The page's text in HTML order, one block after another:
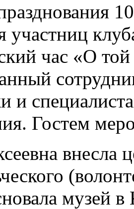
участниц
час «О
и
Гостем
внесла
музей